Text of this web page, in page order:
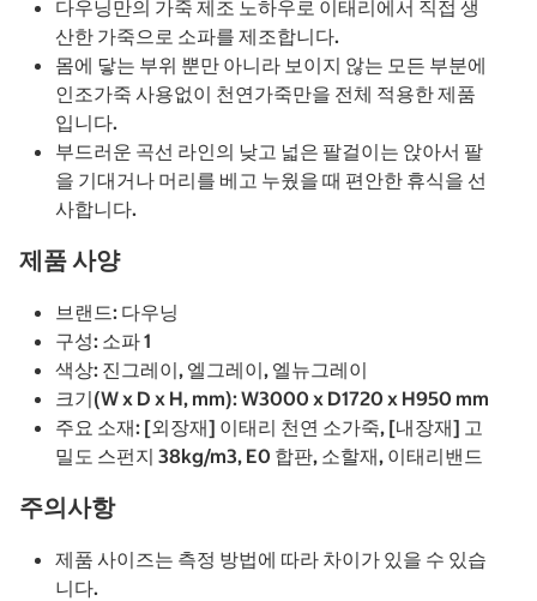
다우닝만의 가죽 제조 노하우로 이태리에서 직접 생
산한 가죽으로 소파를 제조합니다.
몸에 닿는 부위 뿐만 아니라 보이지 않는 모든 부분에
인조가죽 사용없이 천연가죽만을 전체 적용한 제품
입니다.
부드러운 곡선 라인의 낮고 넓은 팔걸이는 앉아서 팔
을 기대거나 머리를 베고 누웠을 때 편안한 휴식을 선
사합니다.
제품 사양
브랜드: 다우닝
구성: 소파 1
색상: 진그레이, 엘그레이, 엘뉴그레이
크기(W x D x H, mm): W3000 x D1720 x H950 mm
주요 소재: [외장재] 이태리 천연 소가죽, [내장재] 고
밀도 스펀지 38kg/m3, E0 합판, 소할재, 이태리밴드
주의사항
제품 사이즈는 측정 방법에 따라 차이가 있을 수 있습
니다.